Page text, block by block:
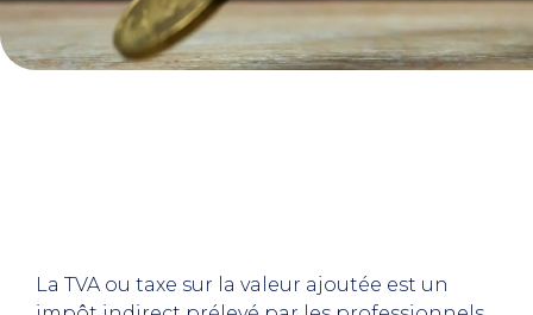
La TVA ou taxe sur la valeur ajoutée est un